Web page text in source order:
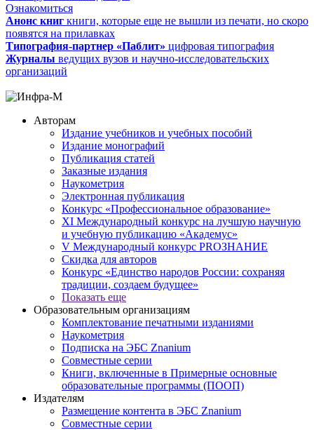
Ознакомиться
Анонс книг книги, которые еще не вышли из печати, но скоро
появятся на прилавках
Типография-партнер «Паблит» цифровая типография
Журналы ведущих вузов и научно-исследовательских
организаций
Авторам
Издание учебников и учебных пособий
Издание монографий
Публикация статей
Заказные издания
Наукометрия
Электронная публикация
Конкурс «Профессиональное образование»
XI Международный конкурс на лучшую научную
и учебную публикацию «Академус»
V Международный конкурс PROЗНАНИЕ
Скидка для авторов
Конкурс «Единство народов России: сохраняя
традиции, создаем будущее»
Показать еще
Образовательным организациям
Комплектование печатными изданиями
Наукометрия
Подписка на ЭБС Znanium
Совместные серии
Книги, включенные в Примерные основные
образовательные программы (ПООП)
Издателям
Размещение контента в ЭБС Znanium
Совместные серии